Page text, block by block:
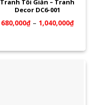
Tranh Tối Giản – Tranh
Decor DC6-001
680,000₫– 1,040,000₫